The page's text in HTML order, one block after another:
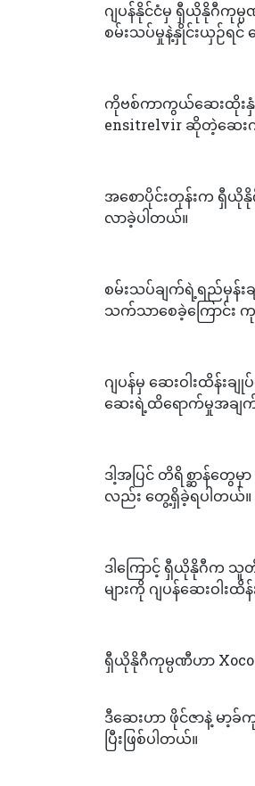
ဂျပန်နိုင်ငံမှ ရှီယိုနိုဂီ
စမ်းသပ်မှုနဲ့နှိုင်းယှဉ်ရင်
ကိုဗစ်ကာကွယ်ဆေးထိုးနှံထာ
ensitrelvir ဆိုတဲ့ဆေ
အစောပိုင်းတုန်းက ရှီယို
လာခဲ့ပါတယ်။
စမ်းသပ်ချက်ရဲ့ရည်မှန်း
သက်သာစေခဲ့ကြောင်း ကု
ဂျပန်မှ ဆေးဝါးထိန်း
ဆေးရဲ့ထိရောက်မှုအခ
ဒါ့အပြင် တိရိစ္ဆာန်တွ
လည်း တွေ့ရှိခဲ့ရပါတယ်။
ဒါကြောင့် ရှီယိုနိုဂီက
များကို ဂျပန်ဆေးဝါး
ရှီယိုနိုဂီကုမ္ပဏီဟာ
ဒီဆေးဟာ ဖိုင်ဇာနဲ့ မာ့
ပြီးဖြစ်ပါတယ်။